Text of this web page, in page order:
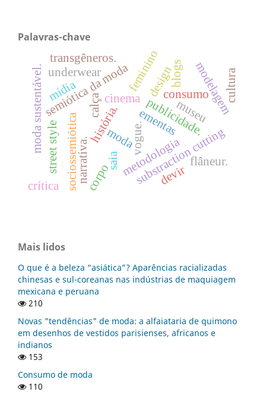
Palavras-chave
ementas
moda
história.
consumo
cinema
narrativa. saia
calça
semiótica da moda
sociossemiótica publicidade.
substraction cutting
modelagem
metodologia
moda sustentável. design
corpo
transgêneros. feminino
vogue.
mídia
blogs
street style flâneur.
cultura
devir
crítica
museu
underwear
Mais lidos
O que é a beleza “asiática”? Aparências racializadas
chinesas e sul-coreanas nas indústrias de maquiagem
mexicana e peruana
210
Novas "tendências" de moda: a alfaiataria de quimono
em desenhos de vestidos parisienses, africanos e
indianos
153
Consumo de moda
110